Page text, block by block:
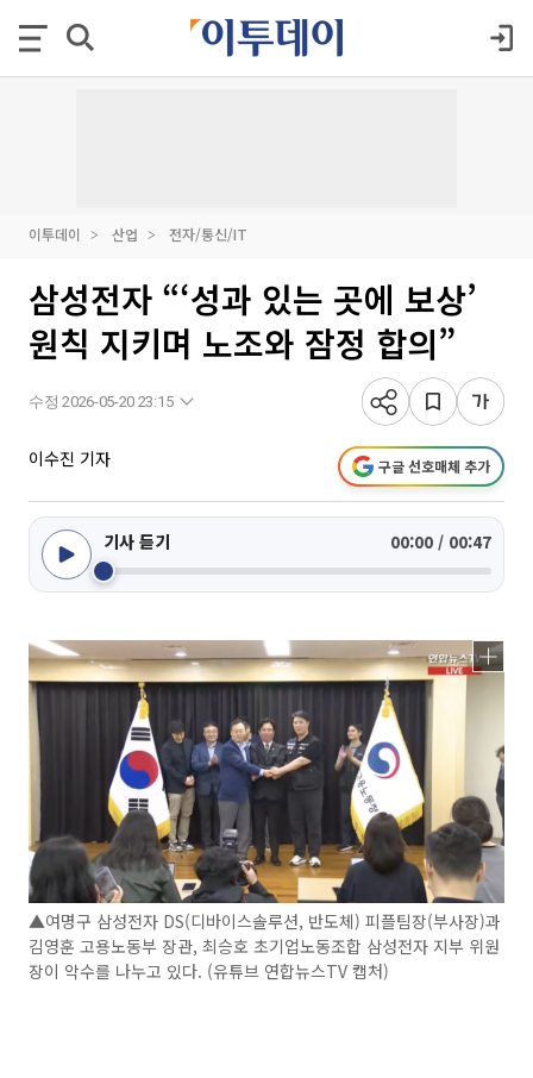
이투데이 산업 전자/통신/IT
삼성전자 “‘성과 있는 곳에 보상’
원칙 지키며 노조와 잠정 합의”
수정 2026-05-20 23:15
이수진 기자 구글 선호매체 추가
기사 듣기 00:00 / 00:47
▲여명구 삼성전자 DS(디바이스솔루션, 반도체) 피플팀장(부사장)과
김영훈 고용노동부 장관, 최승호 초기업노동조합 삼성전자 지부 위원
장이 악수를 나누고 있다. (유튜브 연합뉴스TV 캡처)